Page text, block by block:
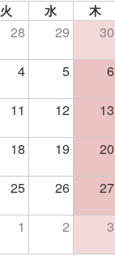
火 水 木
28 29 30
4 5 6
11 12 13
18 19 20
25 26 27
1 2 3